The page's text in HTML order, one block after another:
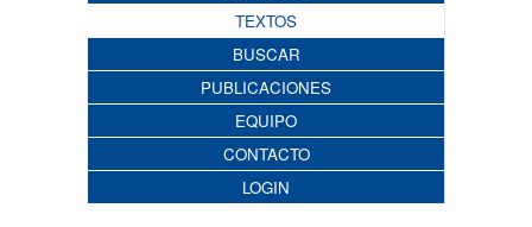
TEXTOS
BUSCAR
PUBLICACIONES
EQUIPO
CONTACTO
LOGIN